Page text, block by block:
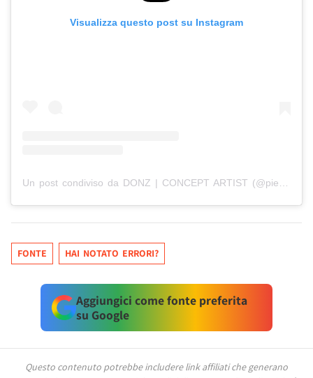
Visualizza questo post su Instagram
Un post condiviso da DONZ | CONCEPT ARTIST (@pietrodonzelli)
FONTE HAI NOTATO ERRORI?
Aggiungici come fonte preferita
su Google
Questo contenuto potrebbe includere link affiliati che generano